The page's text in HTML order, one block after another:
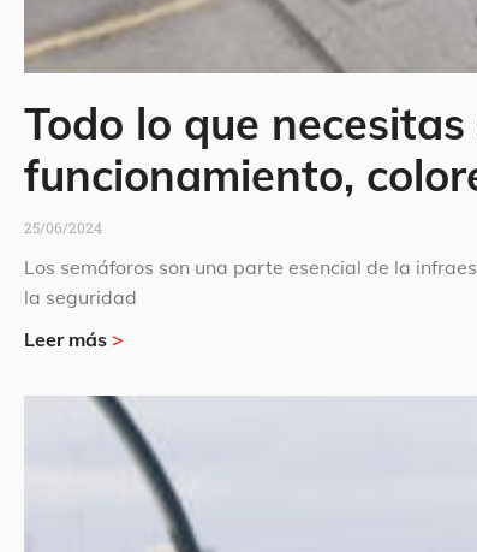
Todo lo que
funcionamiento,
25/06/2024
Los semáforos son una parte esencial de la
la seguridad
Leer más >